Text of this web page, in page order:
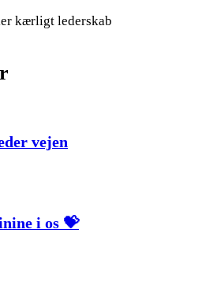
kærligt lederskab
vejen
i os 💝